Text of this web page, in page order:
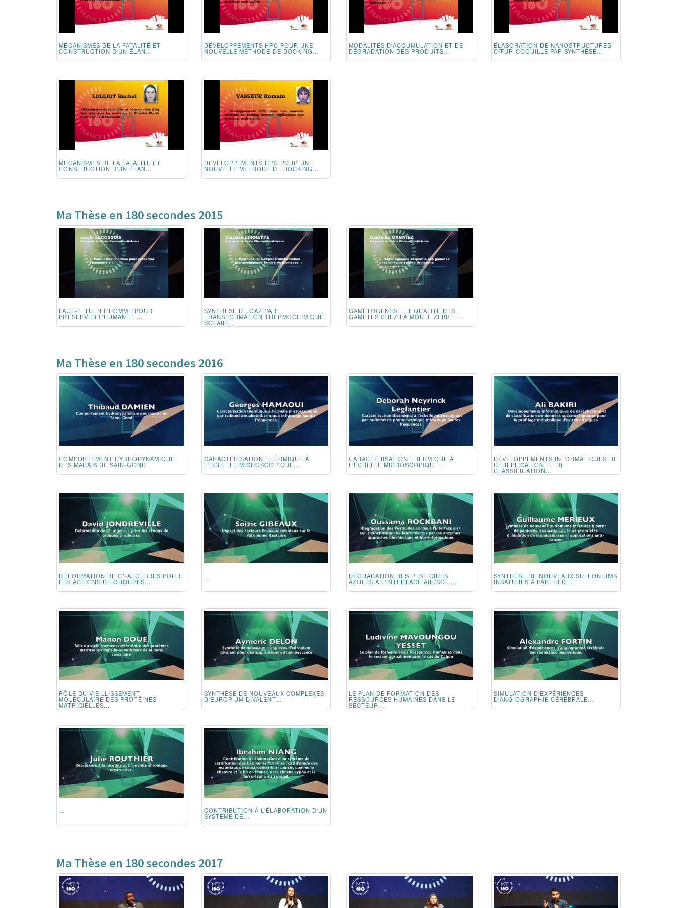
MÉCANISMES DE LA FATALITÉ ET
CONSTRUCTION D'UN ÉLAN...
DÉVELOPPEMENTS HPC POUR UNE
NOUVELLE MÉTHODE DE DOCKING...
MODALITÉS D'ACCUMULATION ET DE
DÉGRADATION DES PRODUITS...
ÉLABORATION DE NANOSTRUCTURES
CŒUR-COQUILLE PAR SYNTHÈSE...
MÉCANISMES DE LA FATALITÉ ET
CONSTRUCTION D'UN ÉLAN...
DÉVELOPPEMENTS HPC POUR UNE
NOUVELLE MÉTHODE DE DOCKING...
Ma Thèse en 180 secondes 2015
FAUT-IL TUER L'HOMME POUR
PRÉSERVER L'HUMANITÉ...
SYNTHÈSE DE GAZ PAR
TRANSFORMATION THERMOCHIMIQUE
SOLAIRE...
GAMÉTOGÉNÈSE ET QUALITÉ DES
GAMÈTES CHEZ LA MOULE ZÉBRÉE...
Ma Thèse en 180 secondes 2016
COMPORTEMENT HYDRODYNAMIQUE
DES MARAIS DE SAIN-GOND
CARACTÉRISATION THERMIQUE À
L'ÉCHELLE MICROSCOPIQUE...
CARACTÉRISATION THERMIQUE À
L'ÉCHELLE MICROSCOPIQUE...
DÉVELOPPEMENTS INFORMATIQUES DE
DÉRÉPLICATION ET DE
CLASSIFICATION...
DÉFORMATION DE C*-ALGÈBRES POUR
LES ACTIONS DE GROUPES...
... DÉGRADATION DES PESTICIDES
AZOLÉS À L'INTERFACE AIR/SOL....
SYNTHÈSE DE NOUVEAUX SULFONIUMS
INSATURÉS À PARTIR DE...
RÔLE DU VIEILLISSEMENT
MOLÉCULAIRE DES PROTÉINES
MATRICIELLES...
SYNTHÈSE DE NOUVEAUX COMPLEXES
D'EUROPIUM DIVALENT...
LE PLAN DE FORMATION DES
RESSOURCES HUMAINES DANS LE
SECTEUR...
SIMULATION D'EXPÉRIENCES
D'ANGIOGRAPHIE CÉRÉBRALE...
... CONTRIBUTION À L'ÉLABORATION D'UN
SYSTÈME DE...
Ma Thèse en 180 secondes 2017